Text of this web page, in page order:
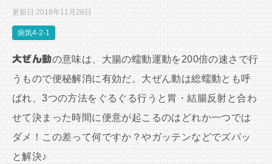
更新日:2018年11月26日
病気4-2-1
大ぜん動の意味は、大腸の蠕動運動を200倍の速さで行
うもので便秘解消に有効だ。大ぜん動は総蠕動とも呼
ばれ、3つの方法をぐるぐる行うと胃・結腸反射と合わ
せて決まった時間に便意が起こるのはどれか一つでは
ダメ！この差って何ですか？やガッテンなどでズバッ
と解決♪